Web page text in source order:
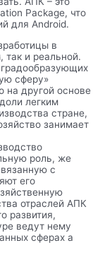
Package, что
для Android.
в
так и реальной.
сферу»
на другой основе
легким
стране,
занимает
роль, же
с
его
отраслей АПК
развития,
ведут нему
сферах а